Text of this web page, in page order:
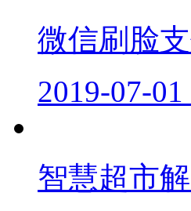
微信刷脸
2019-07-
智慧超市